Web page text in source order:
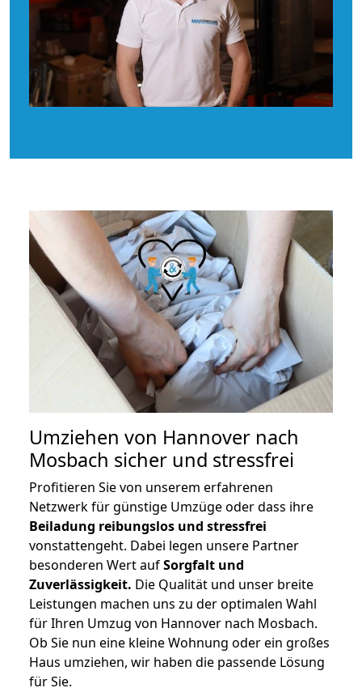
Umziehen von Hannover nach
Mosbach sicher und stressfrei
Profitieren Sie von unserem erfahrenen
Netzwerk für günstige Umzüge oder dass ihre
Beiladung reibungslos und stressfrei
vonstattengeht. Dabei legen unsere Partner
besonderen Wert aufSorgfalt und
Zuverlässigkeit. Die Qualität und unser breite
Leistungen machen uns zu der optimalen Wahl
für Ihren Umzug von Hannover nach Mosbach.
Ob Sie nun eine kleine Wohnung oder ein großes
Haus umziehen, wir haben die passende Lösung
für Sie.